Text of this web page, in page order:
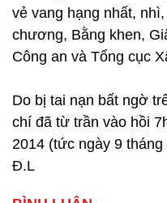
vẻ vang hạng nhất,
chương, Bằng khen,
Công an và Tổng cục
Do bị tai nạn bất ngờ
chí đã từ trần vào hồi
2014 (tức ngày 9
Đ.L